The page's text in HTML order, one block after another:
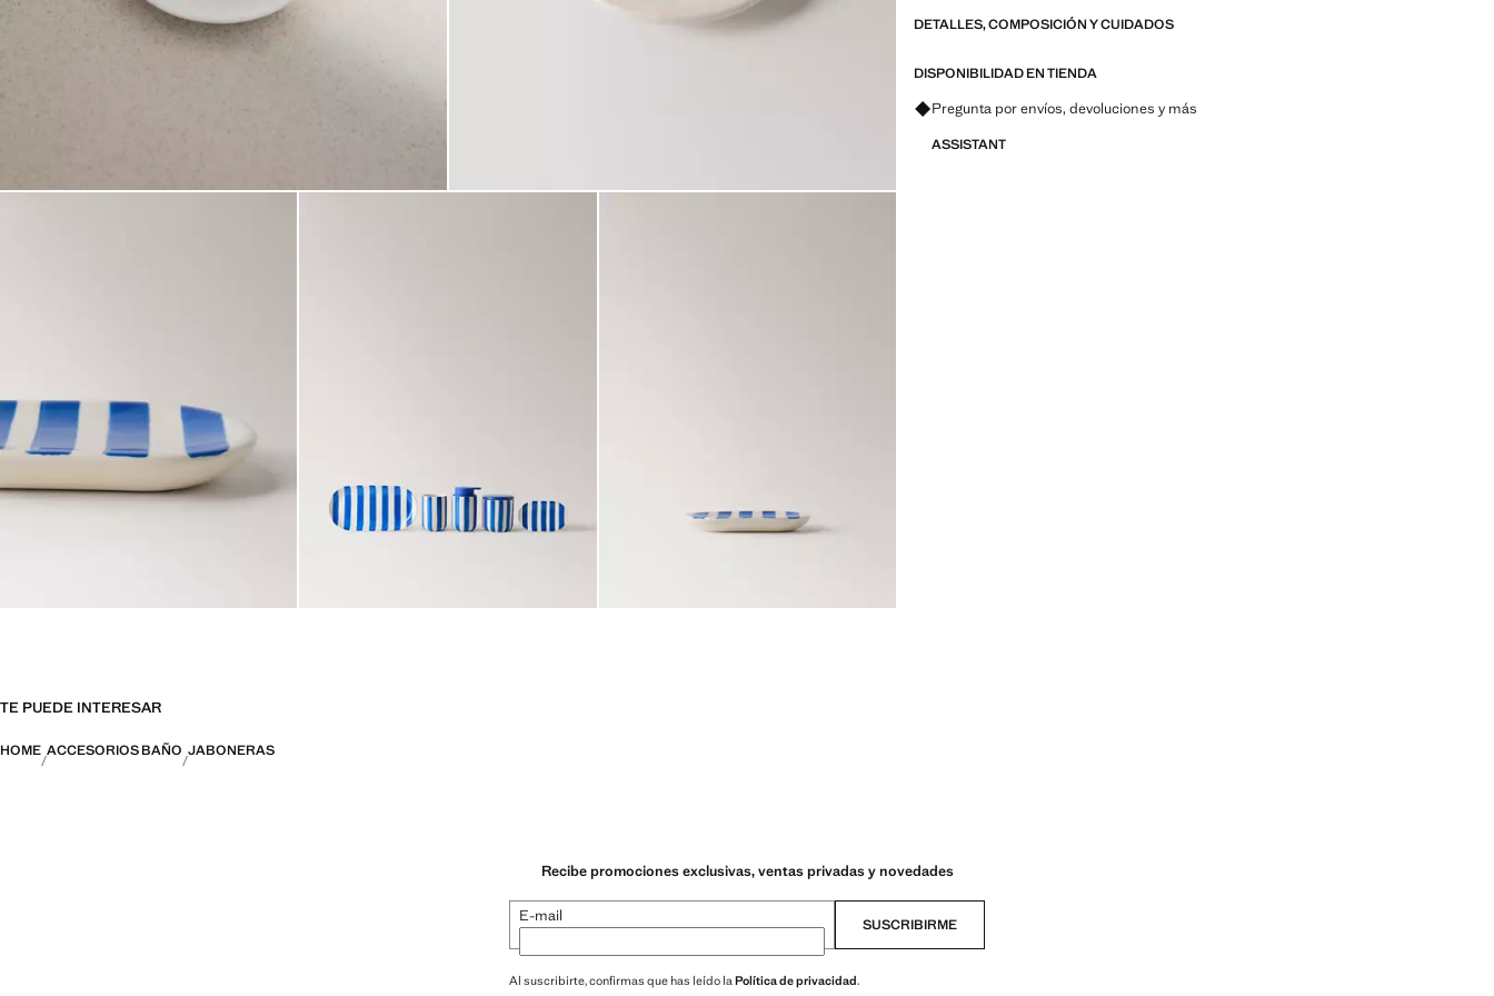
DETALLES, COMPOSICIÓN Y CUIDADOS
DISPONIBILIDAD EN TIENDA
Pregunta por envíos, devoluciones y más
ASSISTANT
TE PUEDE INTERESAR
HOME ACCESORIOS BAÑO JABONERAS
Recibe promociones exclusivas, ventas privadas y novedades
E-mail SUSCRIBIRME
Al suscribirte, confirmas que has leído laPolítica de privacidad.